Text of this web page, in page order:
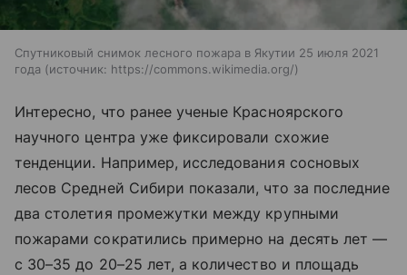
Спутниковый снимок лесного пожара в Якутии 25 июля 2021
года
источник: https://commons.wikimedia.org/
Интересно, что ранее ученые Красноярского
научного центра уже фиксировали схожие
тенденции. Например, исследования сосновых
лесов Средней Сибири показали, что за последние
два столетия промежутки между крупными
пожарами сократились примерно на десять лет —
с 30–35 до 20–25 лет, а количество и площадь